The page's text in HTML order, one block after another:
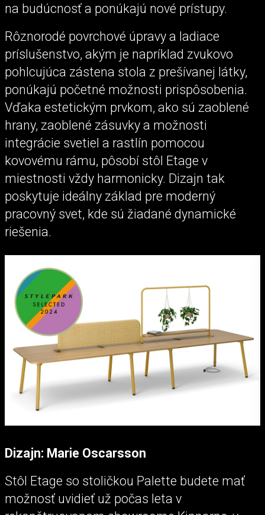
na budúcnosť a ponúkajú nové prístupy.
Rôznorodé povrchové úpravy a ladiace
príslušenstvo, akým je napríklad zvukovo
pohlcujúca zástena stola z prešívanej látky,
ponúkajú početné možnosti prispôsobenia.
Vďaka estetickým prvkom, ako sú zaoblené
hrany, zaoblené zásuvky a možnosti
integrácie svetiel a rastlín pomocou
kovovému rámu, pôsobí stôl Etage v
miestnosti vždy harmonicky. Dizajn tak
poskytuje ideálny základ pre moderný
pracovný svet, kde sú žiadané dynamické
riešenia.
Dizajn: Marie Oscarsson
Stôl Etage so stoličkou Palette budete mať
možnosť uvidieť už počas leta v